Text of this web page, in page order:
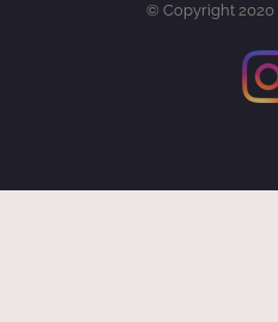
© Copyright 2020